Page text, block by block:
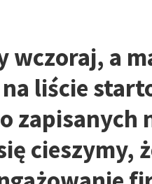
wczoraj, a
liście
zapisanych
cieszymy,